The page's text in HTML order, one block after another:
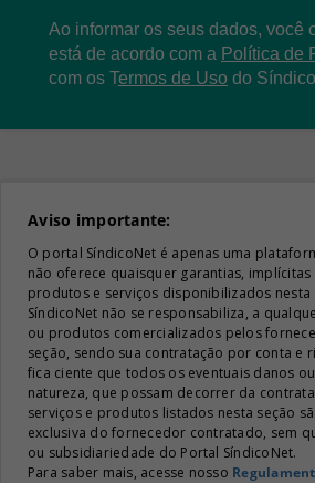
Ao informar os seus dados, você
está de acordo com a Política de
com os Termos de Uso do
Aviso importante:
O portal SíndicoNet é apenas uma
não oferece quaisquer garantias,
produtos e serviços disponibilizados nesta
SíndicoNet não se responsabiliza, a
ou produtos comercializados pelos
seção, sendo sua contratação por conta e
fica ciente que todos os eventuais danos
natureza, que possam decorrer da
serviços e produtos listados nesta seção
exclusiva do fornecedor contratado, sem
ou subsidiariedade do Portal SíndicoNet.
Para saber mais, acesse nosso